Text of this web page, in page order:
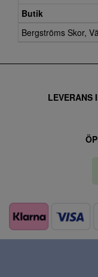
Butik
Bergströms Skor,
LEVERANS